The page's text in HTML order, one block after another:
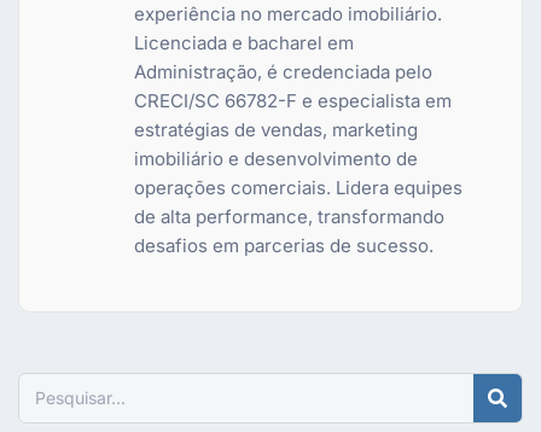
experiência no mercado imobiliário.
Licenciada e bacharel em
Administração, é credenciada pelo
CRECI/SC 66782-F e especialista em
estratégias de vendas, marketing
imobiliário e desenvolvimento de
operações comerciais. Lidera equipes
de alta performance, transformando
desafios em parcerias de sucesso.
Pesquisar